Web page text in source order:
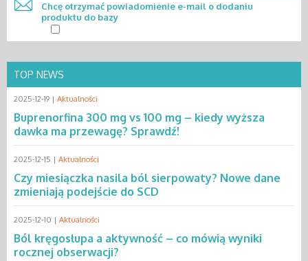
Chcę otrzymać powiadomienie e-mail o dodaniu
produktu do bazy
TOP NEWS
2025-12-19 | Aktualności
Buprenorfina 300 mg vs 100 mg – kiedy wyższa
dawka ma przewagę? Sprawdź!
2025-12-15 | Aktualności
Czy miesiączka nasila ból sierpowaty? Nowe dane
zmieniają podejście do SCD
2025-12-10 | Aktualności
Ból kręgosłupa a aktywność – co mówią wyniki
rocznej obserwacji?